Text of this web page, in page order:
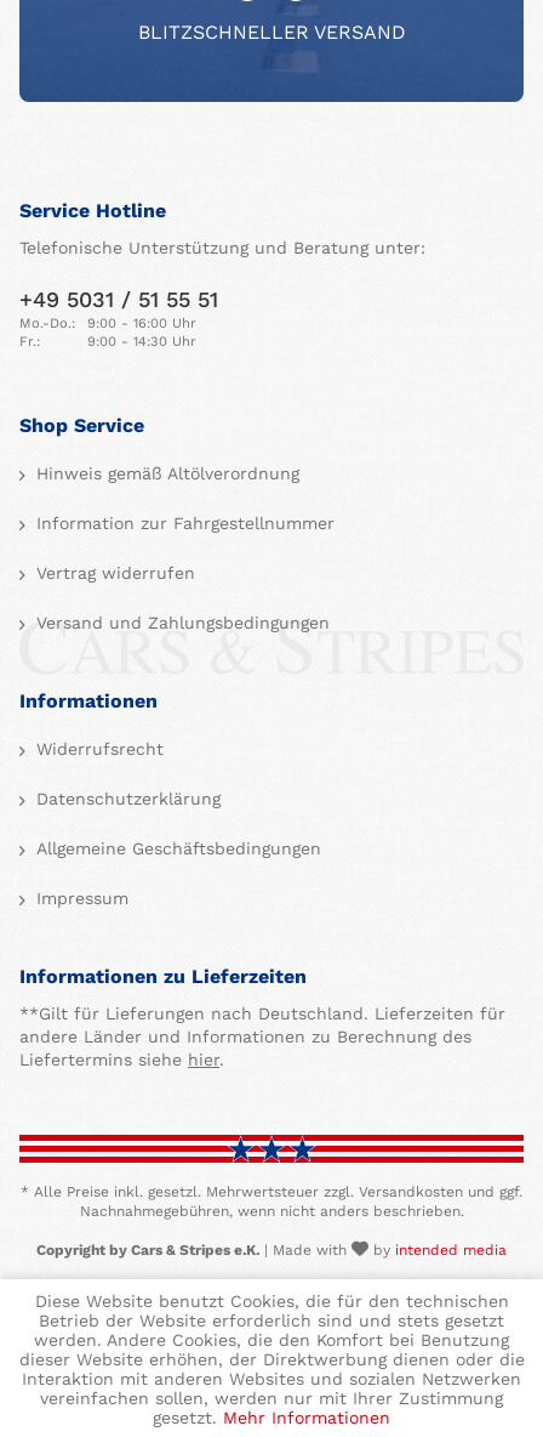
BLITZSCHNELLER VERSAND
Service Hotline
Telefonische Unterstützung und Beratung unter:
+49 5031 / 51 55 51
Mo.-Do.:
9:00 - 16:00 Uhr
Fr.:
9:00 - 14:30 Uhr
Shop Service
Hinweis gemäß Altölverordnung
Information zur Fahrgestellnummer
Vertrag widerrufen
Versand und Zahlungsbedingungen
Informationen
Widerrufsrecht
Datenschutzerklärung
Allgemeine Geschäftsbedingungen
Impressum
Informationen zu Lieferzeiten
**Gilt für Lieferungen nach Deutschland. Lieferzeiten für
andere Länder und Informationen zu Berechnung des
Liefertermins siehe hier.
* Alle Preise inkl. gesetzl. Mehrwertsteuer zzgl. Versandkosten und ggf.
Nachnahmegebühren, wenn nicht anders beschrieben.
Copyright by Cars & Stripes e.K. | Made with by intended media
Diese Website benutzt Cookies, die für den technischen
Betrieb der Website erforderlich sind und stets gesetzt
werden. Andere Cookies, die den Komfort bei Benutzung
dieser Website erhöhen, der Direktwerbung dienen oder die
Interaktion mit anderen Websites und sozialen Netzwerken
vereinfachen sollen, werden nur mit Ihrer Zustimmung
gesetzt. Mehr Informationen